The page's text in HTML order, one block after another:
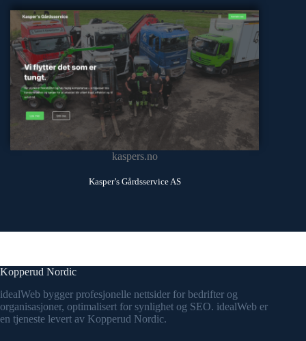
kaspers.no
Kasper’s Gårdsservice AS
Kopperud Nordic
idealWeb bygger profesjonelle nettsider for bedrifter og
organisasjoner, optimalisert for synlighet og SEO. idealWeb er
en tjeneste levert av Kopperud Nordic.